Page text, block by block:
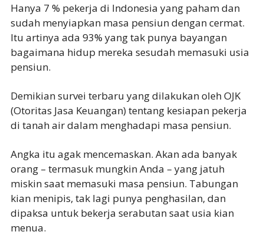
Hanya 7 % pekerja di Indonesia yang paham dan
sudah menyiapkan masa pensiun dengan cermat.
Itu artinya ada 93% yang tak punya bayangan
bagaimana hidup mereka sesudah memasuki usia
pensiun.
Demikian survei terbaru yang dilakukan oleh OJK
(Otoritas Jasa Keuangan) tentang kesiapan pekerja
di tanah air dalam menghadapi masa pensiun.
Angka itu agak mencemaskan. Akan ada banyak
orang – termasuk mungkin Anda – yang jatuh
miskin saat memasuki masa pensiun. Tabungan
kian menipis, tak lagi punya penghasilan, dan
dipaksa untuk bekerja serabutan saat usia kian
menua.